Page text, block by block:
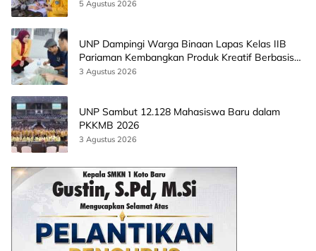
5 Agustus 2026
UNP Dampingi Warga Binaan Lapas Kelas IIB
Pariaman Kembangkan Produk Kreatif Berbasis
AI
3 Agustus 2026
UNP Sambut 12.128 Mahasiswa Baru dalam
PKKMB 2026
3 Agustus 2026